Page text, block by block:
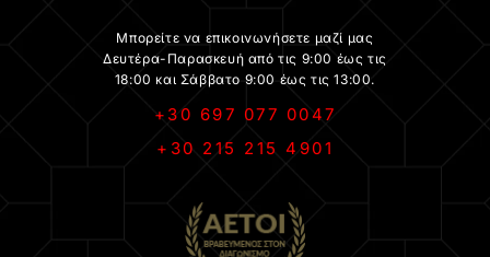
Μπορείτε να επικοινωνήσετε μαζί μας
Δευτέρα-Παρασκευή από τις 9:00 έως τις
18:00 και Σάββατο 9:00 έως τις 13:00.
+30 697 077 0047
+30 215 215 4901